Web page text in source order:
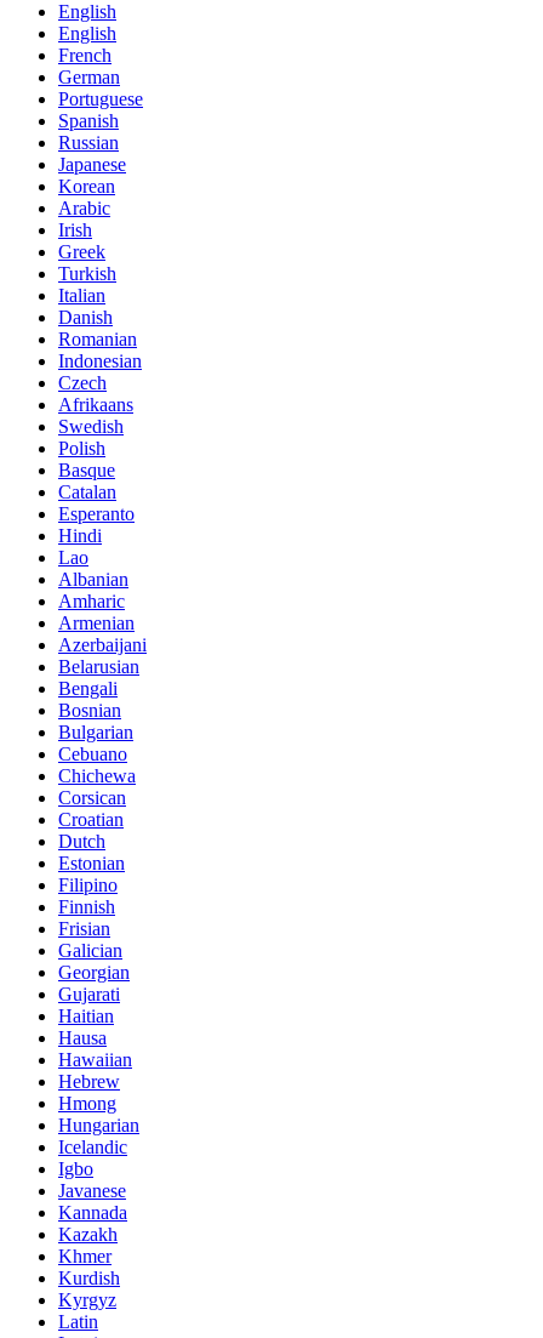
English
English
French
German
Portuguese
Spanish
Russian
Japanese
Korean
Arabic
Irish
Greek
Turkish
Italian
Danish
Romanian
Indonesian
Czech
Afrikaans
Swedish
Polish
Basque
Catalan
Esperanto
Hindi
Lao
Albanian
Amharic
Armenian
Azerbaijani
Belarusian
Bengali
Bosnian
Bulgarian
Cebuano
Chichewa
Corsican
Croatian
Dutch
Estonian
Filipino
Finnish
Frisian
Galician
Georgian
Gujarati
Haitian
Hausa
Hawaiian
Hebrew
Hmong
Hungarian
Icelandic
Igbo
Javanese
Kannada
Kazakh
Khmer
Kurdish
Kyrgyz
Latin